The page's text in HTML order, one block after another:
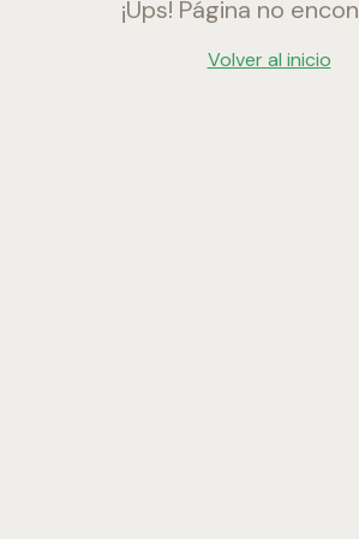
¡Ups! Página no
Volver al inicio